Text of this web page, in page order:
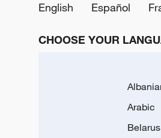
English
Español
CHOOSE YOUR
Arabic